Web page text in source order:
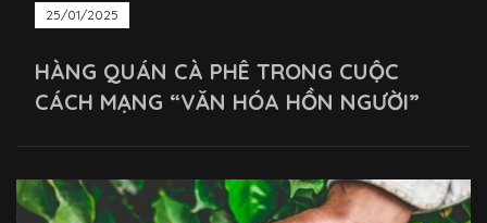
25/01/2025
HÀNG QUÁN CÀ PHÊ TRONG CUỘC
CÁCH MẠNG “VĂN HÓA HỒN NGƯỜI”